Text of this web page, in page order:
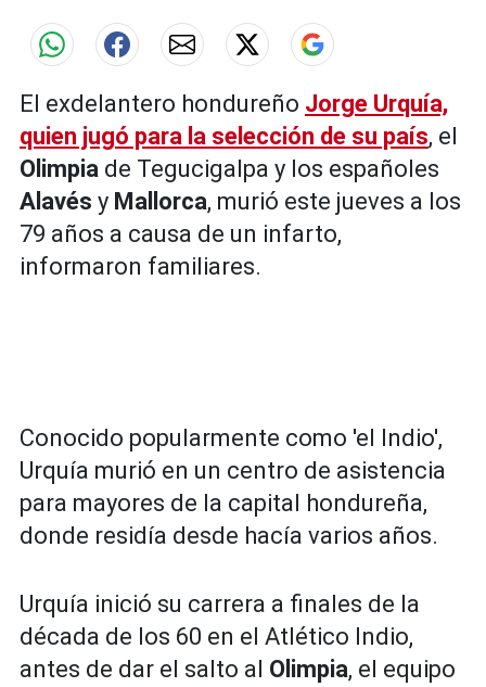
El exdelantero hondureño Jorge Urquía,
quien jugó para la selección de su país, el
Olimpia de Tegucigalpa y los españoles
Alavés y Mallorca, murió este jueves a los
79 años a causa de un infarto,
informaron familiares.
Conocido popularmente como 'el Indio',
Urquía murió en un centro de asistencia
para mayores de la capital hondureña,
donde residía desde hacía varios años.
Urquía inició su carrera a finales de la
década de los 60 en el Atlético Indio,
antes de dar el salto al Olimpia, el equipo